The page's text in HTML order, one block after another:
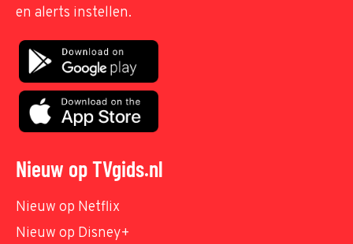
en alerts instellen.
Nieuw op TVgids.nl
Nieuw op Netflix
Nieuw op Disney+